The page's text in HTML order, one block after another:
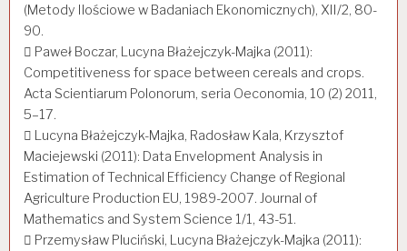
(Metody Ilościowe w Badaniach Ekonomicznych), XII/2, 80-
90.
 Paweł Boczar, Lucyna Błażejczyk-Majka (2011):
Competitiveness for space between cereals and crops.
Acta Scientiarum Polonorum, seria Oeconomia, 10 (2) 2011,
5–17.
 Lucyna Błażejczyk-Majka, Radosław Kala, Krzysztof
Maciejewski (2011): Data Envelopment Analysis in
Estimation of Technical Efficiency Change of Regional
Agriculture Production EU, 1989-2007. Journal of
Mathematics and System Science 1/1, 43-51.
 Przemysław Pluciński, Lucyna Błażejczyk-Majka (2011):